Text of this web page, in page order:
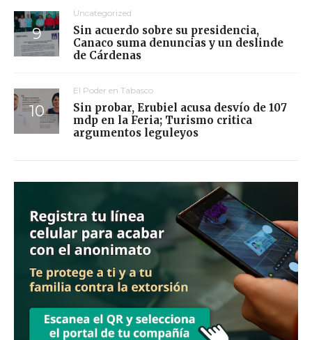
Uncategorized
Sin acuerdo sobre su presidencia,
Canaco suma denuncias y un deslinde
de Cárdenas
El Poder en Tabasco
Sin probar, Erubiel acusa desvío de 107
mdp en la Feria; Turismo critica
argumentos leguleyos